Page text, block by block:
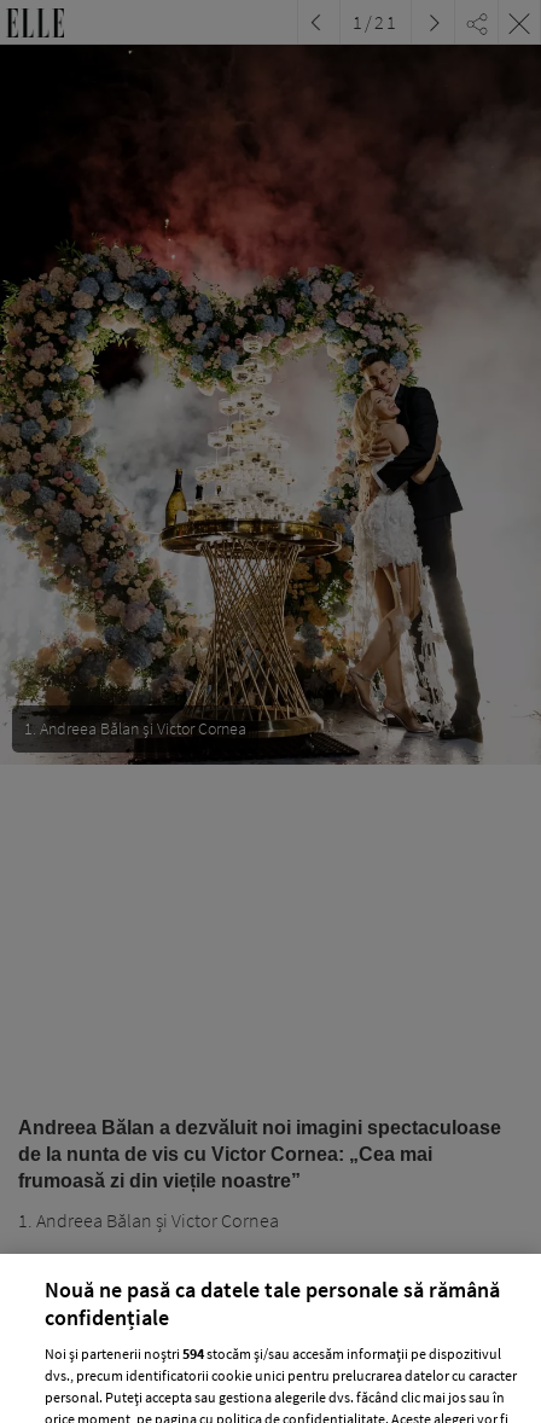
1. Andreea Bălan și Victor Cornea
Andreea Bălan a dezvăluit noi imagini spectaculoase
de la nunta de vis cu Victor Cornea: „Cea mai
frumoasă zi din viețile noastre”
1. Andreea Bălan și Victor Cornea
1 /21
Nouă ne pasă ca datele tale personale să rămână
confidențiale
Noi și partenerii noștri594stocăm și/sau accesăm informații pe dispozitivul
dvs., precum identificatorii cookie unici pentru prelucrarea datelor cu caracter
personal. Puteți accepta sau gestiona alegerile dvs. făcând clic mai jos sau în
orice moment, pe pagina cu politica de confidențialitate. Aceste alegeri vor fi